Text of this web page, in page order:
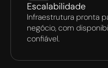
Escalabilidade
Infraestrutura pronta
negócio, com
confiável.